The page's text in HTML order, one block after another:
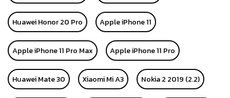
Huawei Honor 20 Pro Apple iPhone 11
Apple iPhone 11 Pro Max Apple iPhone 11 Pro
Huawei Mate 30 Xiaomi Mi A3 Nokia 2 2019 (2.2)